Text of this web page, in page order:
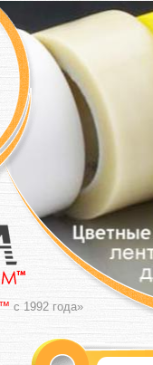
с 1992 года»